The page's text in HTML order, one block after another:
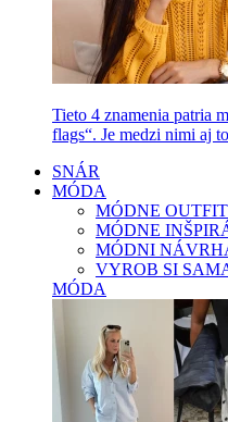
Tieto 4 znamenia patria
flags“. Je medzi nimi aj
SNÁR
MÓDA
MÓDNE
MÓDNE
MÓDNI
VYROB SI
MÓDA